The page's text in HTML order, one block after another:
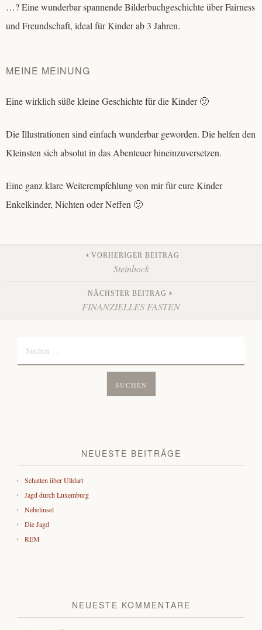
…? Eine wunderbar spannende Bilderbuchgeschichte über Fairness
und Freundschaft, ideal für Kinder ab 3 Jahren.
MEINE MEINUNG
Eine wirklich süße kleine Geschichte für die Kinder 🙂
Die Illustrationen sind einfach wunderbar geworden. Die helfen den
Kleinsten sich absolut in das Abenteuer hineinzuversetzen.
Eine ganz klare Weiterempfehlung von mir für eure Kinder
Enkelkinder, Nichten oder Neffen 🙂
Beitrags-
Navigation
VORHERIGER BEITRAG
Steinbock
NÄCHSTER BEITRAG
FINANZIELLES FASTEN
NEUESTE BEITRÄGE
Schatten über Ulldart
Jagd durch Luxemburg
Nebelinsel
Die Jagd
REM
NEUESTE KOMMENTARE